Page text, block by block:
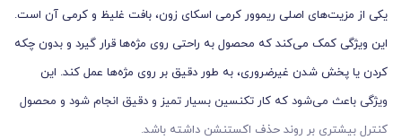
یکی از مزیت‌های اصلی ریموور کرمی اسکای زون، بافت غلیظ و کرمی آن است.
این ویژگی کمک می‌کند که محصول به راحتی روی مژه‌ها قرار گیرد و بدون چکه
کردن یا پخش شدن غیرضروری، به طور دقیق بر روی مژه‌ها عمل کند. این
ویژگی باعث می‌شود که کار تکنسین بسیار تمیز و دقیق انجام شود و محصول
کنترل بیشتری بر روند حذف اکستنشن داشته باشد.